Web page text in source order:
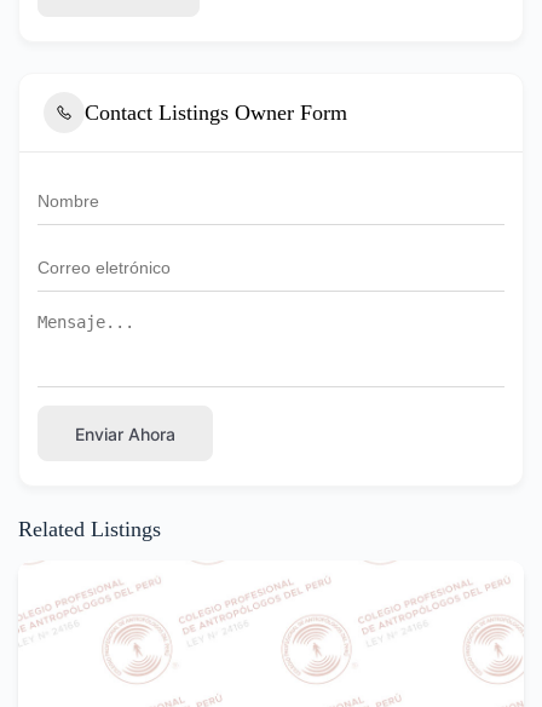
Contact Listings Owner Form
Enviar Ahora
Related Listings